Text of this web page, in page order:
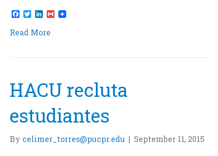
F
a
c
e
o
T
w
i
t
r
L
n
k
I
G
m
Read More
HACU recluta
estudiantes
By celimer_torres@pucpr.edu | September 11, 2015